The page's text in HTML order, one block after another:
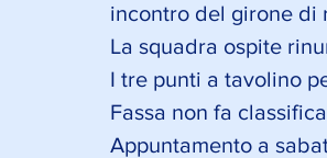
incontro del girone di
La squadra ospite
I tre punti a tavolino
Fassa non fa
Appuntamento a